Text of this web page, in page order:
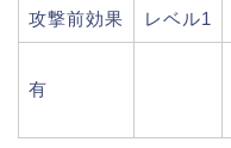
攻撃前効果 レベル1
有